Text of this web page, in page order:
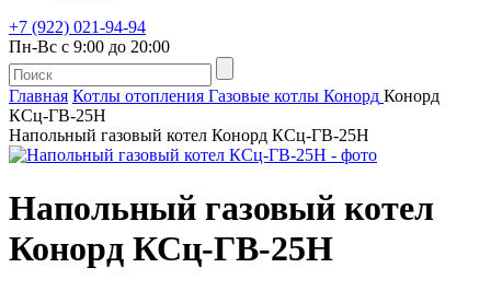
+7 (922) 021-94-94
Пн-Вс с 9:00 до 20:00
Главная Котлы отопления Газовые котлы Конорд Конорд
КСц-ГВ-25H
Напольный газовый котел Конорд КСц-ГВ-25H
Напольный газовый котел
Конорд КСц-ГВ-25H